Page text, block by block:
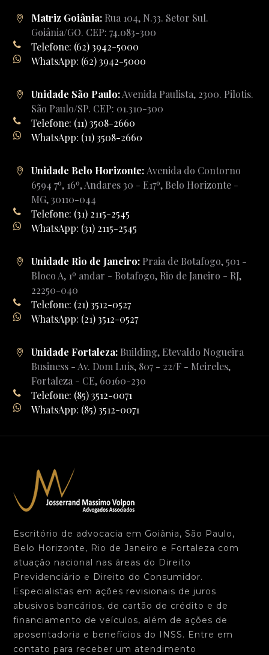
Matriz Goiânia:Rua 104, N.33. Setor Sul.
Goiânia/GO. CEP: 74.083-300
Telefone: (62) 3942-5000
WhatsApp: (62) 3942-5000
Unidade São Paulo:Avenida Paulista, 2300. Pilotis.
São Paulo/SP. CEP: 01.310-300
Telefone: (11) 3508-2660
WhatsApp: (11) 3508-2660
Unidade Belo Horizonte: Avenida do Contorno
6594 7º, 16º, Andares 30 - E17º, Belo Horizonte -
MG, 30110-044
Telefone: (31) 2115-2545
WhatsApp: (31) 2115-2545
Unidade Rio de Janeiro: Praia de Botafogo, 501 -
Bloco A, 1º andar - Botafogo, Rio de Janeiro - RJ,
22250-040
Telefone: (21) 3512-0527
WhatsApp: (21) 3512-0527
Unidade Fortaleza: Building, Etevaldo Nogueira
Business - Av. Dom Luís, 807 - 22/F - Meireles,
Fortaleza - CE, 60160-230
Telefone: (85) 3512-0071
WhatsApp: (85) 3512-0071
Escritório de advocacia em Goiânia, São Paulo,
Belo Horizonte, Rio de Janeiro e Fortaleza com
atuação nacional nas áreas do Direito
Previdenciário e Direito do Consumidor.
Especialistas em ações revisionais de juros
abusivos bancários, de cartão de crédito e de
financiamento de veículos, além de ações de
aposentadoria e benefícios do INSS. Entre em
contato para receber um atendimento